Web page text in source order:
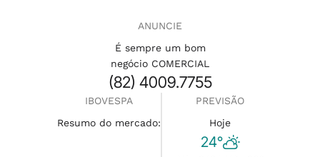
ANUNCIE
É sempre um bom
negócio COMERCIAL
(82) 4009.7755
IBOVESPA
Resumo do mercado:
PREVISÃO
Hoje
24°